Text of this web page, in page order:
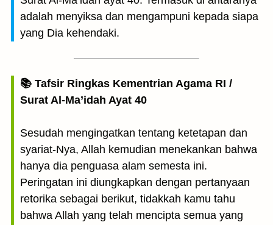
adalah menyiksa dan mengampuni kepada siapa
yang Dia kehendaki.
📚 Tafsir Ringkas Kementrian Agama RI /
Surat Al-Ma’idah Ayat 40
Sesudah mengingatkan tentang ketetapan dan
syariat-Nya, Allah kemudian menekankan bahwa
hanya dia penguasa alam semesta ini.
Peringatan ini diungkapkan dengan pertanyaan
retorika sebagai berikut, tidakkah kamu tahu
bahwa Allah yang telah mencipta semua yang